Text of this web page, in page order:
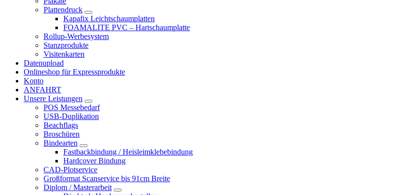
Plattendruck
Kapafix Leichtschaumplatten
FOAMALITE PVC – Hartschaumplatte
Rollup-Werbesystem
Stanzprodukte
Visitenkarten
Datenupload
Onlineshop für Expressprodukte
Konto
ANFAHRT
Unsere Leistungen
POS Messebedarf
USB-Duplikation
Beachflags
Broschüren
Bindearten
Fastbackbindung / Heisleimklebebindung
Hardcover Bindung
CAD-Plotservice
Großformat Scanservice bis 91cm Breite
Diplom / Masterarbeit